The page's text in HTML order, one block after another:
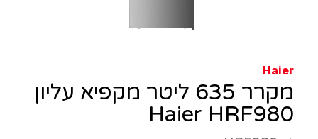
Haier
מקרר 635 ליטר מקפיא עליון
Haier HRF980